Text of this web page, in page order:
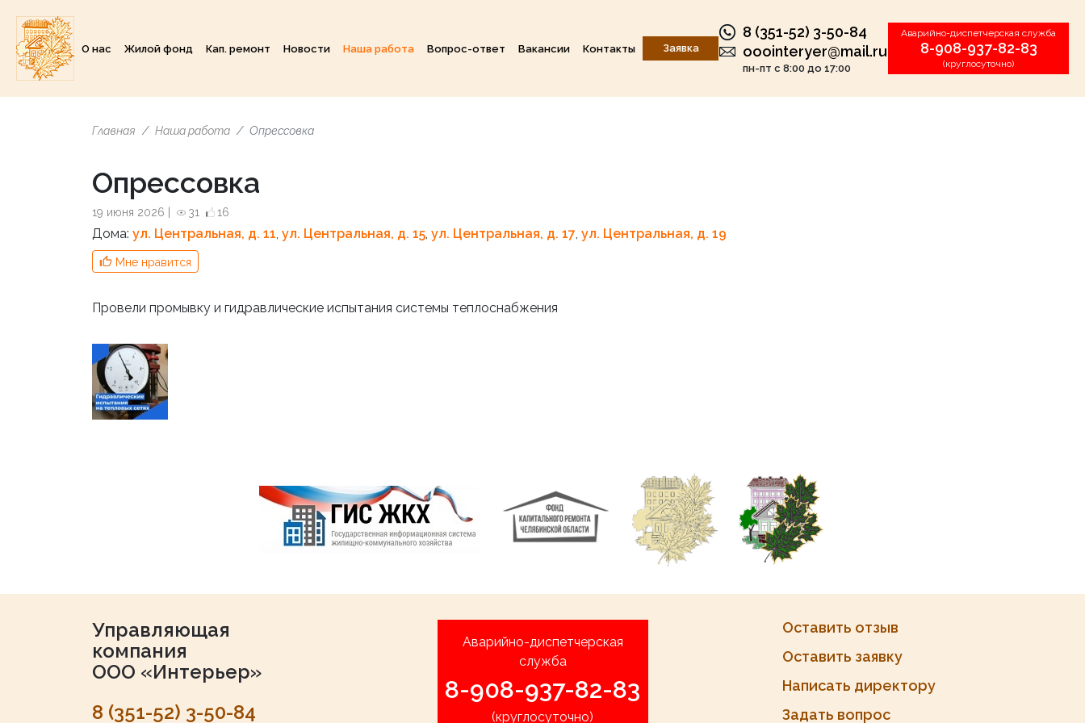
О нас Жилой фонд Кап. ремонт Новости Наша работа Вопрос-ответ Вакансии Контакты Заявка
8 (351-52) 3-50-84
ooointeryer@mail.ru
пн-пт с 8:00 до 17:00
Аварийно-диспетчерская служба
8-908-937-82-83
(круглосуточно)
Главная Наша работа Опрессовка
Опрессовка
19 июня 2026 | 31 16
Дома: ул. Центральная, д. 11, ул. Центральная, д. 15, ул. Центральная, д. 17, ул. Центральная, д. 19
Мне нравится
Провели промывку и гидравлические испытания системы теплоснабжения
Управляющая
компания
ООО «Интерьер»
8 (351-52) 3-50-84
Аварийно-диспетчерская
служба
8-908-937-82-83
(круглосуточно)
Оставить отзыв
Оставить заявку
Написать директору
Задать вопрос